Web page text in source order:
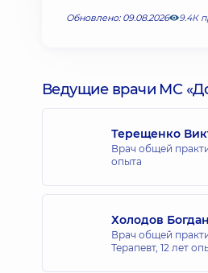
Обновлено: 09.08.2026 9.4К
Ведущие врачи МС
Терещенко
Врач общей
опыта
Холодов
Врач общей
Терапевт, 12 лет